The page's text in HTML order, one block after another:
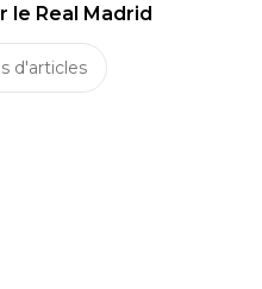
le Real Madrid
d'articles